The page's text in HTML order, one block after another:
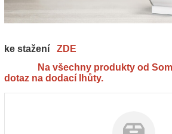
ke stažení ZDE
Na všechny produkty od
dotaz na dodací lhůty.